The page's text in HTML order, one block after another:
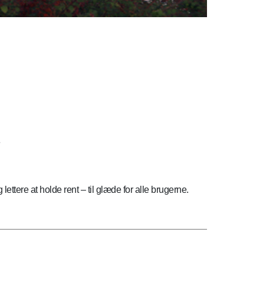
at holde rent – til glæde for alle brugerne.